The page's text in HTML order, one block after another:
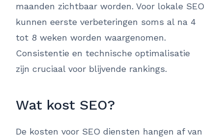
maanden zichtbaar worden. Voor lokale SEO
kunnen eerste verbeteringen soms al na 4
tot 8 weken worden waargenomen.
Consistentie en technische optimalisatie
zijn cruciaal voor blijvende rankings.
Wat kost SEO?
De kosten voor SEO diensten hangen af van